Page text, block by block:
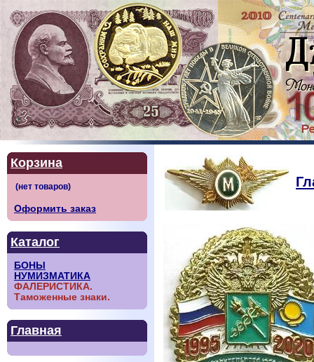
Корзина
Оформить заказ
Каталог
БОНЫ
НУМИЗМАТИКА
ФАЛЕРИСТИКА.
Таможенные знаки.
Главная